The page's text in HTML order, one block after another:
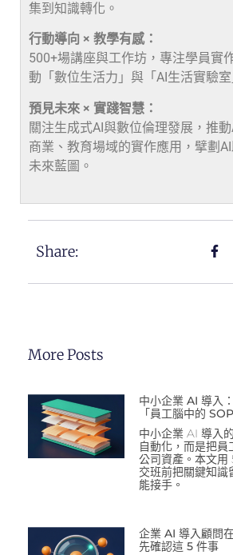
集到知識轉化。
行動導向 × 教學有感：
500+場講座與工作坊，專注學員實
動「數位生活力」與「AI生活實驗室
預見未來 × 實踐智慧：
關注生成式AI與數位倫理發展，推動
商業、教育場域的實作應用，擘劃
未來藍圖。
Share:
More Posts
中小企業 AI 導入
「員工腦中的
中小企業 AI 導入
自動化，而是把
公司資產。本文用
交班前把關鍵知識
能接手。
企業 AI 導入顧問
先確認這 5 件事